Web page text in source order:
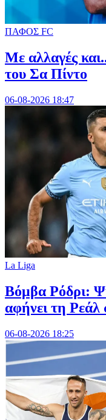
ΠΑΦΟΣ FC
Με αλλαγές
του Σα Πίντο
06-08-2026 18:47
La Liga
Βόμβα Ρόδρι:
αφήνει τη Ρεάλ
06-08-2026 18:25